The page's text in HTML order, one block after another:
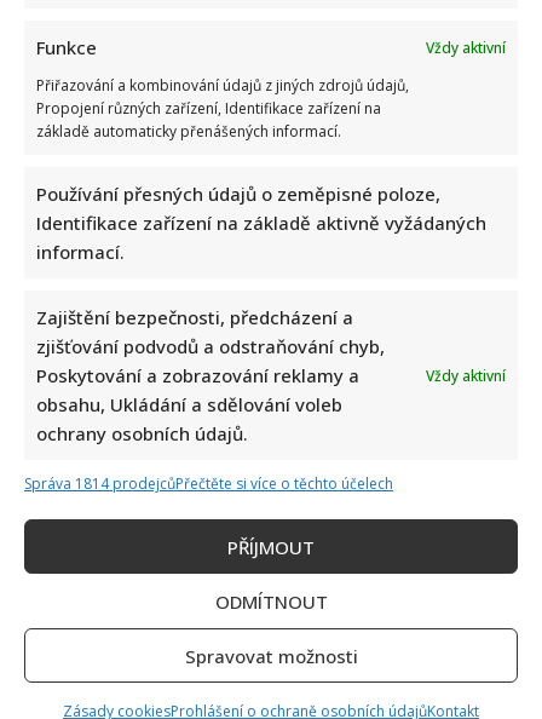
Funkce
Vždy aktivní
Přiřazování a kombinování údajů z jiných zdrojů údajů,
Propojení různých zařízení, Identifikace zařízení na
základě automaticky přenášených informací.
Používání přesných údajů o zeměpisné poloze,
Identifikace zařízení na základě aktivně vyžádaných
informací.
Zajištění bezpečnosti, předcházení a
zjišťování podvodů a odstraňování chyb,
Poskytování a zobrazování reklamy a
obsahu, Ukládání a sdělování voleb
ochrany osobních údajů.
Vždy aktivní
Správa 1814 prodejcůPřečtěte si více o těchto účelech
PŘÍJMOUT
ODMÍTNOUT
Spravovat možnosti
Zásady cookiesProhlášení o ochraně osobních údajůKontakt
let
mladší
Zdeňce.
Jiskra
mezi
nimi
přeskočila
Jan Čenský se po dlouhých letech pochlubil svou
manželkou. Dana se záři reflektorů vyhýbá
Dana Čenská žije po boku slavného herce přes 36 let.
Za tu dobu se však na veřejnosti...
VíceRead
more
about
se
dlouhých
svou
se
Stránkování
příspěvků
1 2 3 4 … 12 Další